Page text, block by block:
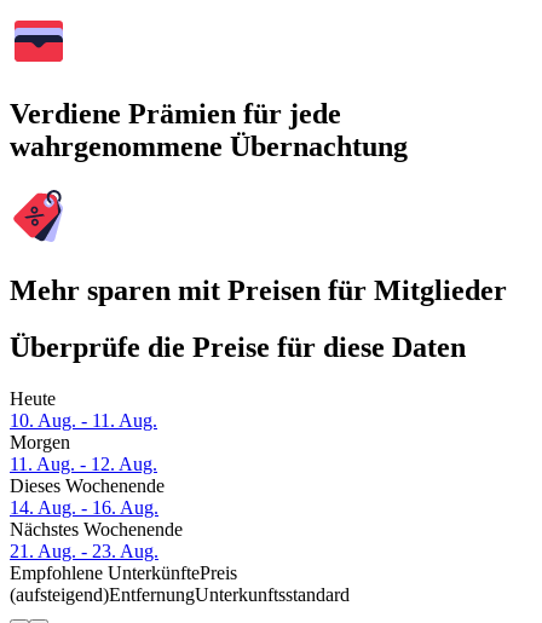
Verdiene Prämien für jede
wahrgenommene Übernachtung
Mehr sparen mit Preisen für Mitglieder
Überprüfe die Preise für diese Daten
Heute
10. Aug. - 11. Aug.
Morgen
11. Aug. - 12. Aug.
Dieses Wochenende
14. Aug. - 16. Aug.
Nächstes Wochenende
21. Aug. - 23. Aug.
Empfohlene UnterkünftePreis
(aufsteigend)EntfernungUnterkunftsstandard